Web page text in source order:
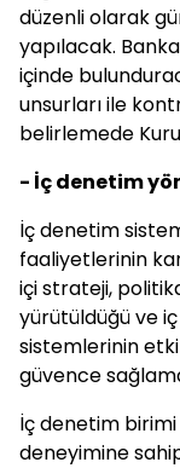
düzenli olarak
yapılacak.
içinde
unsurları ile
belirlemede
- İç denetim
İç denetim
faaliyetlerinin
içi strateji,
yürütüldüğü ve
sistemlerinin
güvence
İç denetim birimi
deneyimine